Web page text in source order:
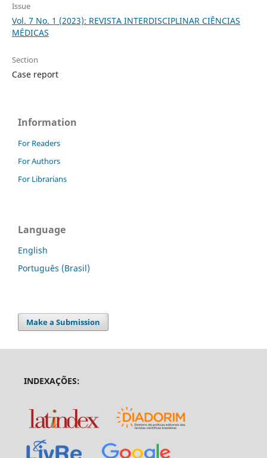
Issue
Vol. 7 No. 1 (2023): REVISTA INTERDISCIPLINAR CIÊNCIAS
MÉDICAS
Section
Case report
Information
For Readers
For Authors
For Librarians
Language
English
Português (Brasil)
Make a Submission
INDEXAÇÕES: